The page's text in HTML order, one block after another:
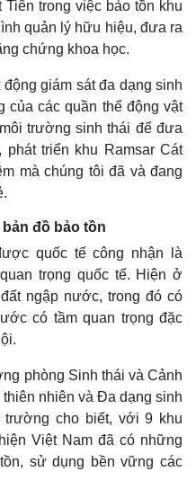
Thị trường
Giá vàng
Tiêu dùng
Chứng khoán
Giá cà phê
trong việc bảo tồn khu
quản lý hữu hiệu, đưa ra
chứng khoa học.
giám sát đa dạng sinh
của các quần thể động vật
trường sinh thái để đưa
triển khu Ramsar Cát
mà chúng tôi đã và đang
bản đồ bảo tồn
quốc tế công nhận là
trọng quốc tế. Hiện ở
ngập nước, trong đó có
có tầm quan trọng đặc
phòng Sinh thái và Cảnh
nhiên và Đa dạng sinh
trường cho biết, với 9 khu
Việt Nam đã có những
sử dụng bền vững các